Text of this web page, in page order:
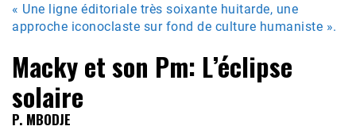
« Une ligne éditoriale très soixante huitarde, une
approche iconoclaste sur fond de culture humaniste ».
Macky et son Pm: L’éclipse
solaire
P. MBODJE